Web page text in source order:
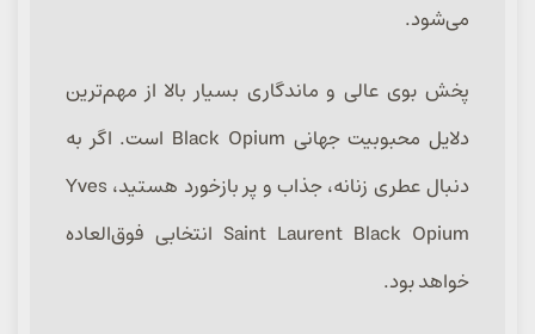
می‌شود.
پخش بوی عالی و ماندگاری بسیار بالا از مهم‌ترین
دلایل محبوبیت جهانی Black Opium است. اگر به
دنبال عطری زنانه، جذاب و پر بازخورد هستید، Yves
Saint Laurent Black Opium انتخابی فوق‌العاده
خواهد بود.